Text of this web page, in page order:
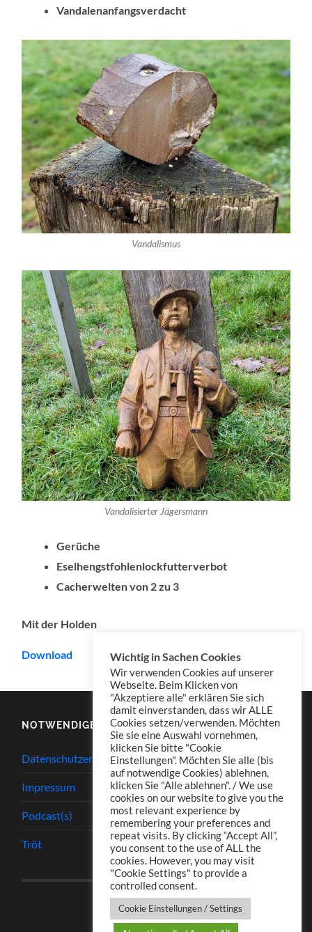
Vandalenanfangsverdacht
Vandalismus
Vandalisierter Jägersmann
Gerüche
Eselhengstfohlenlockfutterverbot
Cacherwelten von 2 zu 3
Mit der Holden
Download
NOTWENDIGES
Datenschutzerklärung
Impressum
Podcast(s)
Tröt
Wichtig in Sachen Cookies
Wir verwenden Cookies auf unserer
Webseite. Beim Klicken von
"Akzeptiere alle" erklären Sie sich
damit einverstanden, dass wir ALLE
Cookies setzen/verwenden. Möchten
Sie sie eine Auswahl vornehmen,
klicken Sie bitte "Cookie
Einstellungen". Möchten Sie alle (bis
auf notwendige Cookies) ablehnen,
klicken Sie "Alle ablehnen". / We use
cookies on our website to give you the
most relevant experience by
remembering your preferences and
repeat visits. By clicking “Accept All”,
you consent to the use of ALL the
cookies. However, you may visit
"Cookie Settings" to provide a
controlled consent.
Cookie Einstellungen / Settings